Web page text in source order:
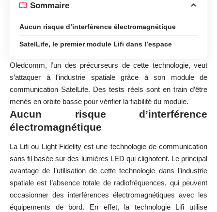
Sommaire
Aucun risque d’interférence électromagnétique
SatelLife, le premier module Lifi dans l’espace
Oledcomm, l’un des précurseurs de cette technologie, veut
s’attaquer à l’industrie spatiale grâce à son module de
communication SatelLife. Des tests réels sont en train d’être
menés en orbite basse pour vérifier la fiabilité du module.
Aucun risque d’interférence
électromagnétique
La Lifi ou Light Fidelity est une technologie de communication
sans fil basée sur des lumières LED qui clignotent. Le principal
avantage de l’utilisation de cette technologie dans l’industrie
spatiale est l’absence totale de radiofréquences, qui peuvent
occasionner des interférences électromagnétiques avec les
équipements de bord. En effet, la technologie Lifi utilise